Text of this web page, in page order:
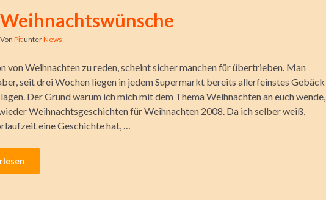
Weihnachtswünsche
Von PitunterNews
von Weihnachten zu reden, scheint sicher manchen für übertrieben. Man
seit drei Wochen liegen in jedem Supermarkt bereits allerfeinstes Gebäck
Der Grund warum ich mich mit dem Thema Weihnachten an euch wende,
Weihnachtsgeschichten für Weihnachten 2008. Da ich selber weiß,
eine Geschichte hat, …